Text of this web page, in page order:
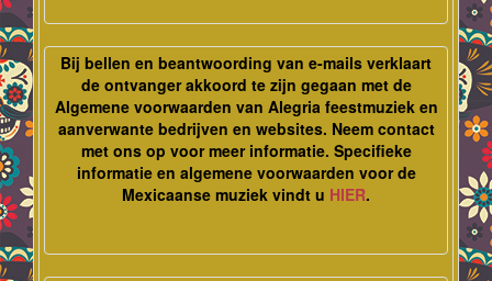
Bij bellen en beantwoording van e-mails verklaart
de ontvanger akkoord te zijn gegaan met de
Algemene voorwaarden van Alegria feestmuziek en
aanverwante bedrijven en websites. Neem contact
met ons op voor meer informatie. Specifieke
informatie en algemene voorwaarden voor de
Mexicaanse muziek vindt u HIER.